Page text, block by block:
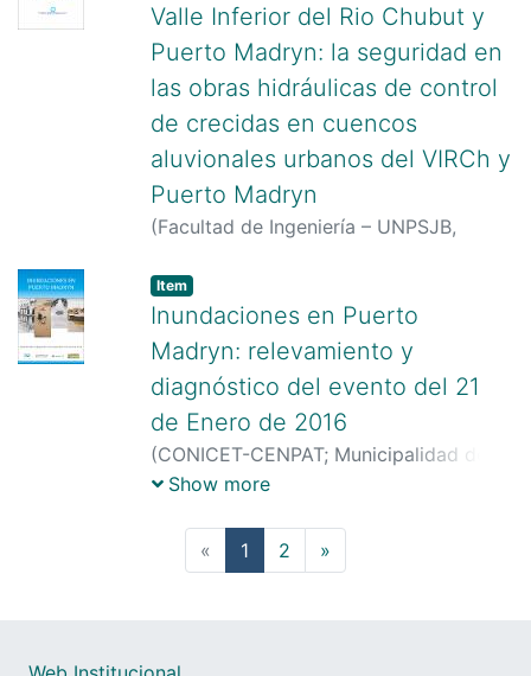
Valle Inferior del Rio Chubut y
Puerto Madryn: la seguridad en
las obras hidráulicas de control
de crecidas en cuencos
aluvionales urbanos del VIRCh y
Puerto Madryn
(Facultad de Ingeniería – UNPSJB,
Item
Inundaciones en Puerto
Madryn: relevamiento y
diagnóstico del evento del 21
de Enero de 2016
(CONICET-CENPAT; Municipalidad de
Puerto Madryn; IPV; Servicoop,
Alvarez, M. P.
;Brandizi, Laura
José Ignacio;Kaminker, Sergio
Show more
« 1 (current)
2 »